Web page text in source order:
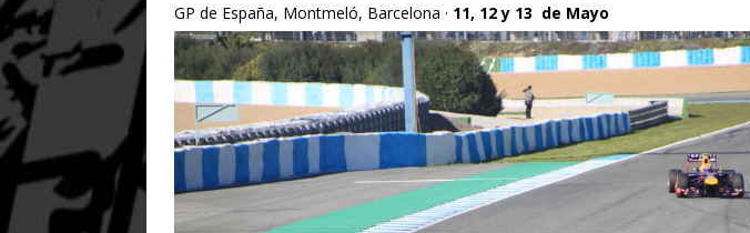
GP de España, Montmeló, Barcelona · 11, 12 y 13 de Mayo